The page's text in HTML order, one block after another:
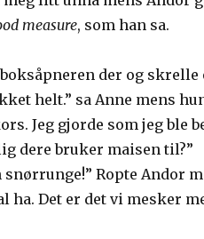
measure, som han sa.
boksåpneren der og
helt.” sa Anne mens
Jeg gjorde som jeg ble
dere bruker maisen til?”
Ropte Andor
ha. Det er det vi mesker